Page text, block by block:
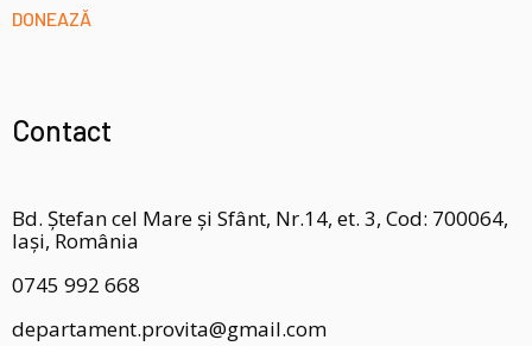
DONEAZĂ
Contact
Bd. Ștefan cel Mare și Sfânt, Nr.14, et. 3, Cod: 700064,
Iași, România
0745 992 668
departament.provita@gmail.com